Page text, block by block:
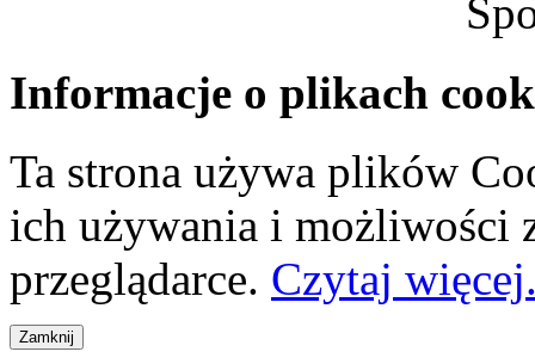
Informacje o plikach
Ta strona używa plików
ich używania i możliwości
przeglądarce. Czytaj